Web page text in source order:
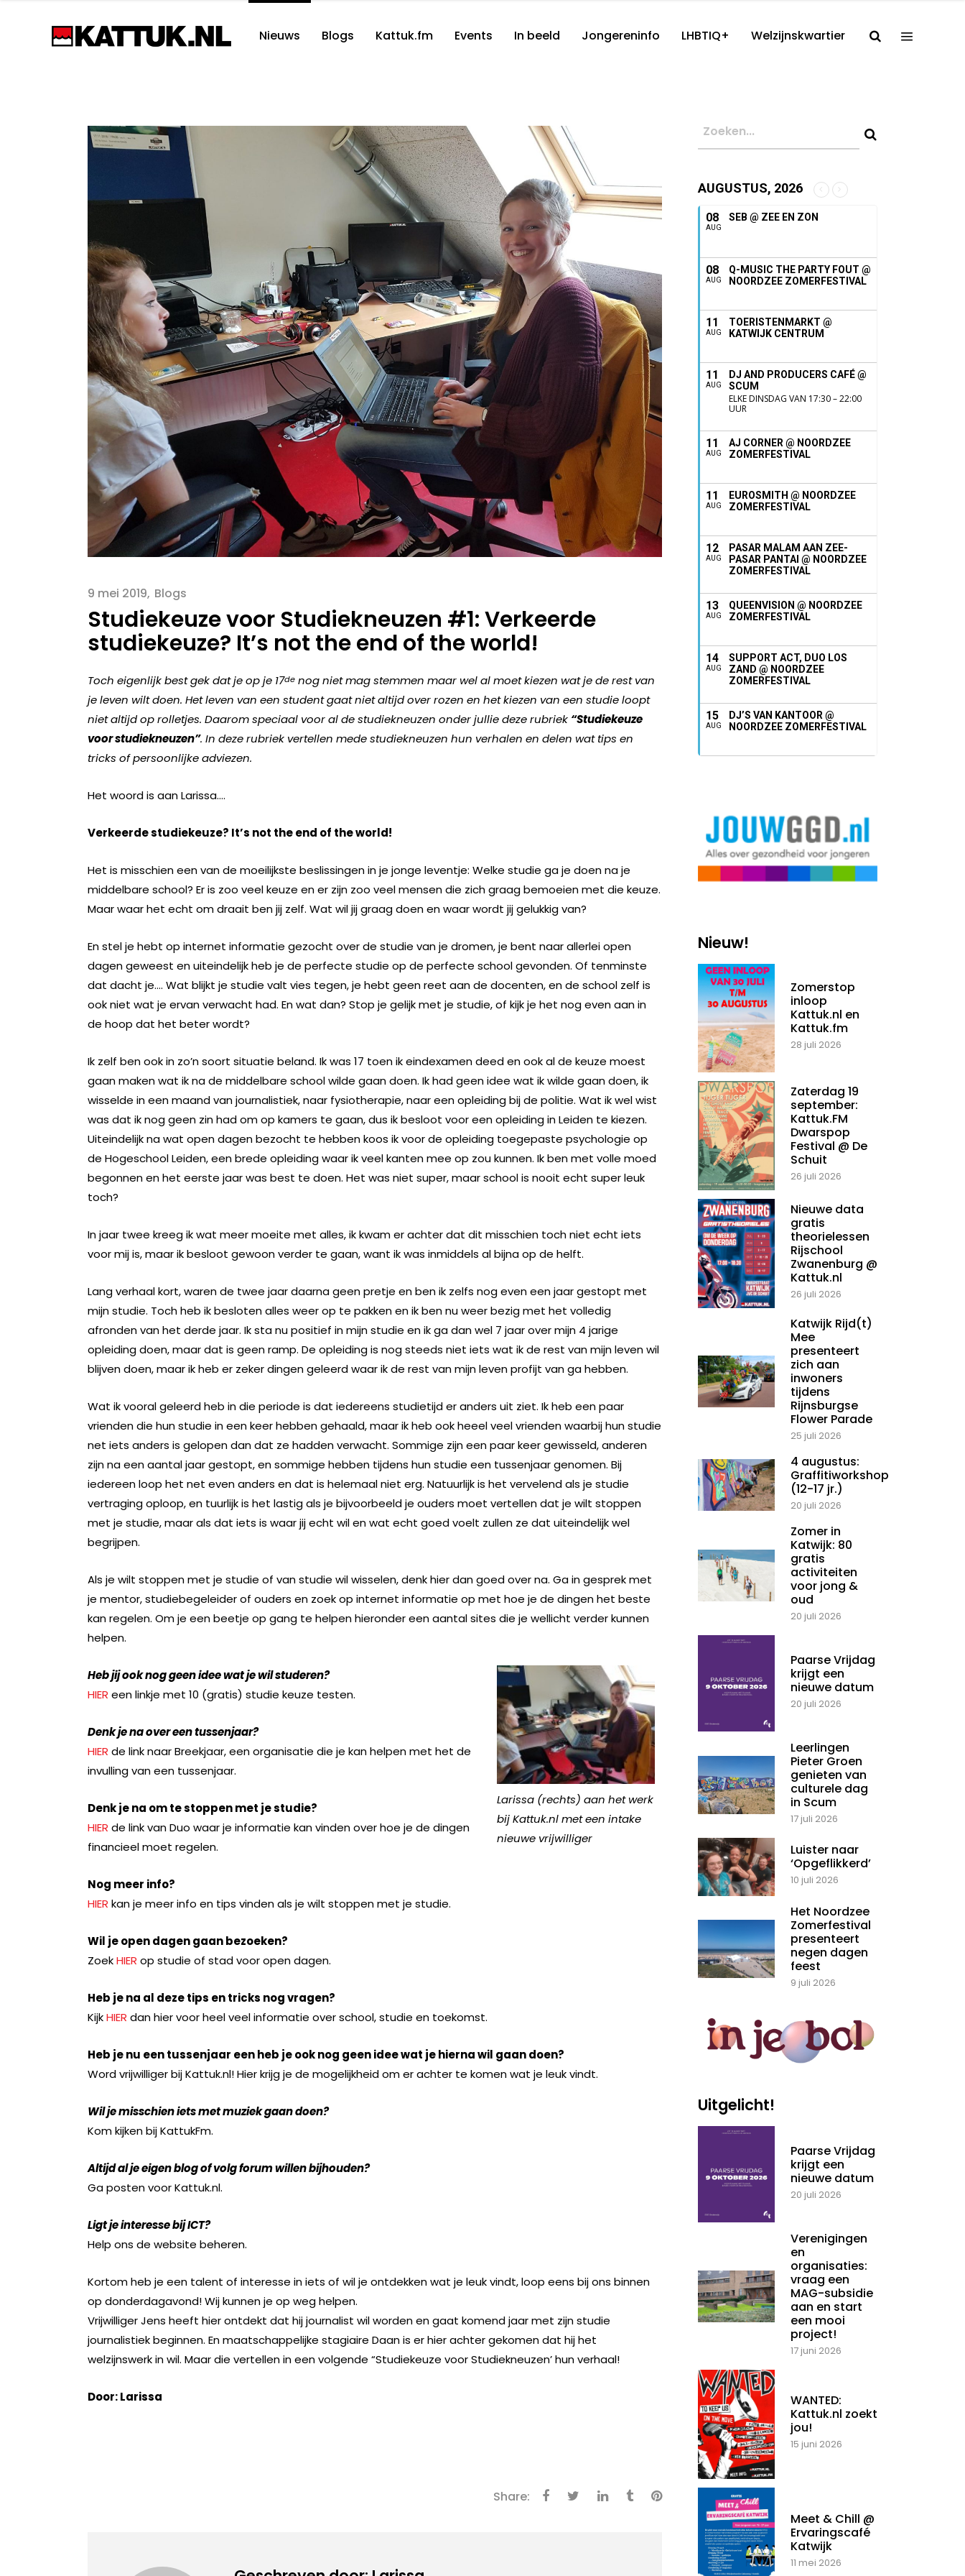
Nieuws Blogs Kattuk.fm Events In beeld Jongereninfo LHBTIQ+ Welzijnskwartier
9 mei 2019 Blogs
Studiekeuze voor Studiekneuzen #1: Verkeerde
studiekeuze? It’s not the end of the world!
Toch eigenlijk best gek dat je op je 17de nog niet mag stemmen maar wel al moet kiezen wat je de rest van
je leven wilt doen. Het leven van een student gaat niet altijd over rozen en het kiezen van een studie loopt
niet altijd op rolletjes. Daarom speciaal voor al de studiekneuzen onder jullie deze rubriek “Studiekeuze
voor studiekneuzen”. In deze rubriek vertellen mede studiekneuzen hun verhalen en delen wat tips en
tricks of persoonlijke adviezen.
Het woord is aan Larissa….
Verkeerde studiekeuze? It’s not the end of the world!
Het is misschien een van de moeilijkste beslissingen in je jonge leventje: Welke studie ga je doen na je
middelbare school? Er is zoo veel keuze en er zijn zoo veel mensen die zich graag bemoeien met die keuze.
Maar waar het echt om draait ben jij zelf. Wat wil jij graag doen en waar wordt jij gelukkig van?
En stel je hebt op internet informatie gezocht over de studie van je dromen, je bent naar allerlei open
dagen geweest en uiteindelijk heb je de perfecte studie op de perfecte school gevonden. Of tenminste
dat dacht je…. Wat blijkt je studie valt vies tegen, je hebt geen reet aan de docenten, en de school zelf is
ook niet wat je ervan verwacht had. En wat dan? Stop je gelijk met je studie, of kijk je het nog even aan in
de hoop dat het beter wordt?
Ik zelf ben ook in zo’n soort situatie beland. Ik was 17 toen ik eindexamen deed en ook al de keuze moest
gaan maken wat ik na de middelbare school wilde gaan doen. Ik had geen idee wat ik wilde gaan doen, ik
wisselde in een maand van journalistiek, naar fysiotherapie, naar een opleiding bij de politie. Wat ik wel wist
was dat ik nog geen zin had om op kamers te gaan, dus ik besloot voor een opleiding in Leiden te kiezen.
Uiteindelijk na wat open dagen bezocht te hebben koos ik voor de opleiding toegepaste psychologie op
de Hogeschool Leiden, een brede opleiding waar ik veel kanten mee op zou kunnen. Ik ben met volle moed
begonnen en het eerste jaar was best te doen. Het was niet super, maar school is nooit echt super leuk
toch?
In jaar twee kreeg ik wat meer moeite met alles, ik kwam er achter dat dit misschien toch niet echt iets
voor mij is, maar ik besloot gewoon verder te gaan, want ik was inmiddels al bijna op de helft.
Lang verhaal kort, waren de twee jaar daarna geen pretje en ben ik zelfs nog even een jaar gestopt met
mijn studie. Toch heb ik besloten alles weer op te pakken en ik ben nu weer bezig met het volledig
afronden van het derde jaar. Ik sta nu positief in mijn studie en ik ga dan wel 7 jaar over mijn 4 jarige
opleiding doen, maar dat is geen ramp. De opleiding is nog steeds niet iets wat ik de rest van mijn leven wil
blijven doen, maar ik heb er zeker dingen geleerd waar ik de rest van mijn leven profijt van ga hebben.
Wat ik vooral geleerd heb in die periode is dat iedereens studietijd er anders uit ziet. Ik heb een paar
vrienden die hun studie in een keer hebben gehaald, maar ik heb ook heeel veel vrienden waarbij hun studie
net iets anders is gelopen dan dat ze hadden verwacht. Sommige zijn een paar keer gewisseld, anderen
zijn na een aantal jaar gestopt, en sommige hebben tijdens hun studie een tussenjaar genomen. Bij
iedereen loop het net even anders en dat is helemaal niet erg. Natuurlijk is het vervelend als je studie
vertraging oploop, en tuurlijk is het lastig als je bijvoorbeeld je ouders moet vertellen dat je wilt stoppen
met je studie, maar als dat iets is waar jij echt wil en wat echt goed voelt zullen ze dat uiteindelijk wel
begrijpen.
Als je wilt stoppen met je studie of van studie wil wisselen, denk hier dan goed over na. Ga in gesprek met
je mentor, studiebegeleider of ouders en zoek op internet informatie op met hoe je de dingen het beste
kan regelen. Om je een beetje op gang te helpen hieronder een aantal sites die je wellicht verder kunnen
helpen.
Larissa (rechts) aan het werk
bij Kattuk.nl met een intake
nieuwe vrijwilliger
Heb jij ook nog geen idee wat je wil studeren?
HIER een linkje met 10 (gratis) studie keuze testen.
Denk je na over een tussenjaar?
HIER de link naar Breekjaar, een organisatie die je kan helpen met het de
invulling van een tussenjaar.
Denk je na om te stoppen met je studie?
HIER de link van Duo waar je informatie kan vinden over hoe je de dingen
financieel moet regelen.
Nog meer info?
HIER kan je meer info en tips vinden als je wilt stoppen met je studie.
Wil je open dagen gaan bezoeken?
ZoekHIER op studie of stad voor open dagen.
Heb je na al deze tips en tricks nog vragen?
KijkHIER dan hier voor heel veel informatie over school, studie en toekomst.
Heb je nu een tussenjaar een heb je ook nog geen idee wat je hierna wil gaan doen?
Word vrijwilliger bij Kattuk.nl! Hier krijg je de mogelijkheid om er achter te komen wat je leuk vindt.
Wil je misschien iets met muziek gaan doen?
Kom kijken bij KattukFm.
Altijd al je eigen blog of volg forum willen bijhouden?
Ga posten voor Kattuk.nl.
Ligt je interesse bij ICT?
Help ons de website beheren.
Kortom heb je een talent of interesse in iets of wil je ontdekken wat je leuk vindt, loop eens bij ons binnen
op donderdagavond! Wij kunnen je op weg helpen.
Vrijwilliger Jens heeft hier ontdekt dat hij journalist wil worden en gaat komend jaar met zijn studie
journalistiek beginnen. En maatschappelijke stagiaire Daan is er hier achter gekomen dat hij het
welzijnswerk in wil. Maar die vertellen in een volgende “Studiekeuze voor Studiekneuzen’ hun verhaal!
Door: Larissa
Share:
AUGUSTUS, 2026
08
AUG
SEB @ ZEE EN ZON
08
AUG
Q-MUSIC THE PARTY FOUT @
NOORDZEE ZOMERFESTIVAL
11
AUG
TOERISTENMARKT @
KATWIJK CENTRUM
11
AUG
DJ AND PRODUCERS CAFÉ @
SCUM
ELKE DINSDAG VAN 17:30 – 22:00
UUR
11
AUG
AJ CORNER @ NOORDZEE
ZOMERFESTIVAL
11
AUG
EUROSMITH @ NOORDZEE
ZOMERFESTIVAL
12
AUG
PASAR MALAM AAN ZEE-
PASAR PANTAI @ NOORDZEE
ZOMERFESTIVAL
13
AUG
QUEENVISION @ NOORDZEE
ZOMERFESTIVAL
14
AUG
SUPPORT ACT, DUO LOS
ZAND @ NOORDZEE
ZOMERFESTIVAL
15
AUG
DJ’S VAN KANTOOR @
NOORDZEE ZOMERFESTIVAL
Nieuw!
Zomerstop
inloop
Kattuk.nl en
Kattuk.fm
28 juli 2026
Zaterdag 19
september:
Kattuk.FM
Dwarspop
Festival @ De
Schuit
26 juli 2026
Nieuwe data
gratis
theorielessen
Rijschool
Zwanenburg @
Kattuk.nl
26 juli 2026
Katwijk Rijd(t)
Mee
presenteert
zich aan
inwoners
tijdens
Rijnsburgse
Flower Parade
25 juli 2026
4 augustus:
Graffitiworkshop
(12-17 jr.)
20 juli 2026
Zomer in
Katwijk: 80
gratis
activiteiten
voor jong &
oud
20 juli 2026
Paarse Vrijdag
krijgt een
nieuwe datum
20 juli 2026
Leerlingen
Pieter Groen
genieten van
culturele dag
in Scum
17 juli 2026
Luister naar
‘Opgeflikkerd’
10 juli 2026
Het Noordzee
Zomerfestival
presenteert
negen dagen
feest
9 juli 2026
Uitgelicht!
Paarse Vrijdag
krijgt een
nieuwe datum
20 juli 2026
Verenigingen
en
organisaties:
vraag een
MAG-subsidie
aan en start
een mooi
project!
17 juni 2026
WANTED:
Kattuk.nl zoekt
jou!
15 juni 2026
Meet & Chill @
Ervaringscafé
Katwijk
11 mei 2026